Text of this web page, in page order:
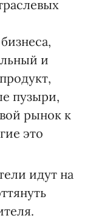
и
пузыри,
рынок к
это
идут на